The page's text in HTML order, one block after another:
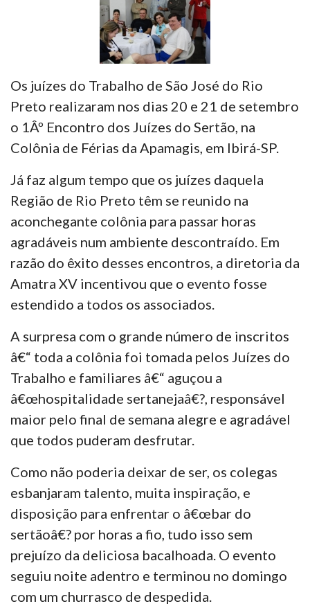
Os juízes do Trabalho de São José do Rio
Preto realizaram nos dias 20 e 21 de setembro
o 1Âº Encontro dos Juízes do Sertão, na
Colônia de Férias da Apamagis, em Ibirá-SP.
Já faz algum tempo que os juízes daquela
Região de Rio Preto têm se reunido na
aconchegante colônia para passar horas
agradáveis num ambiente descontraído. Em
razão do êxito desses encontros, a diretoria da
Amatra XV incentivou que o evento fosse
estendido a todos os associados.
A surpresa com o grande número de inscritos
â€“ toda a colônia foi tomada pelos Juízes do
Trabalho e familiares â€“ aguçou a
â€œhospitalidade sertanejaâ€?, responsável
maior pelo final de semana alegre e agradável
que todos puderam desfrutar.
Como não poderia deixar de ser, os colegas
esbanjaram talento, muita inspiração, e
disposição para enfrentar o â€œbar do
sertãoâ€? por horas a fio, tudo isso sem
prejuízo da deliciosa bacalhoada. O evento
seguiu noite adentro e terminou no domingo
com um churrasco de despedida.